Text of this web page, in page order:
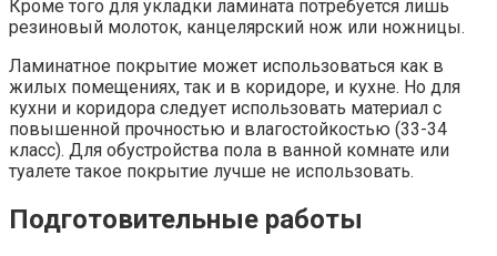
Кроме того для укладки ламината потребуется лишь
резиновый молоток, канцелярский нож или ножницы.
Ламинатное покрытие может использоваться как в
жилых помещениях, так и в коридоре, и кухне. Но для
кухни и коридора следует использовать материал с
повышенной прочностью и влагостойкостью (33-34
класс). Для обустройства пола в ванной комнате или
туалете такое покрытие лучше не использовать.
Подготовительные работы